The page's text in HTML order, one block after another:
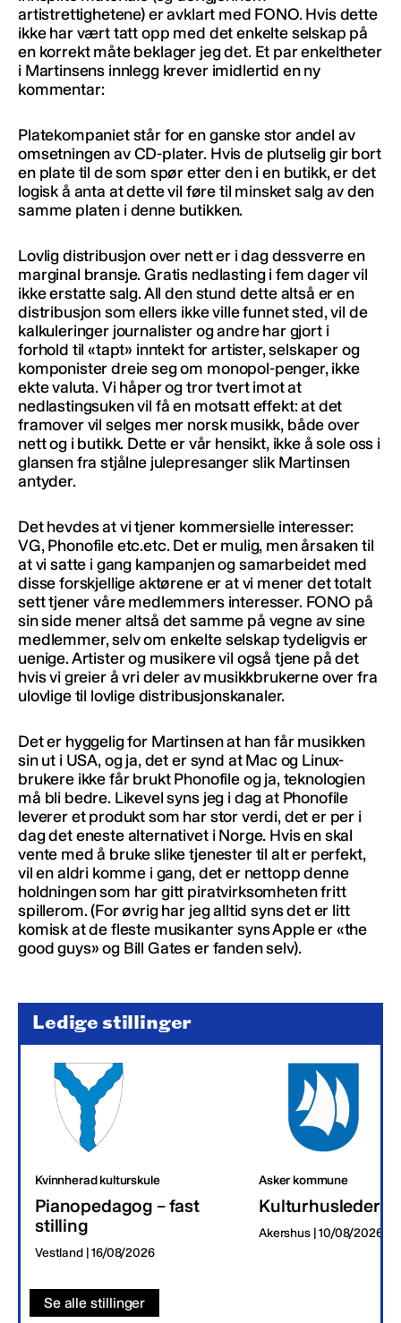
artistrettighetene) er avklart med FONO. Hvis dette
ikke har vært tatt opp med det enkelte selskap på
en korrekt måte beklager jeg det. Et par enkeltheter
i Martinsens innlegg krever imidlertid en ny
kommentar:
Platekompaniet står for en ganske stor andel av
omsetningen av CD-plater. Hvis de plutselig gir bort
en plate til de som spør etter den i en butikk, er det
logisk å anta at dette vil føre til minsket salg av den
samme platen i denne butikken.
Lovlig distribusjon over nett er i dag dessverre en
marginal bransje. Gratis nedlasting i fem dager vil
ikke erstatte salg. All den stund dette altså er en
distribusjon som ellers ikke ville funnet sted, vil de
kalkuleringer journalister og andre har gjort i
forhold til «tapt» inntekt for artister, selskaper og
komponister dreie seg om monopol-penger, ikke
ekte valuta. Vi håper og tror tvert imot at
nedlastingsuken vil få en motsatt effekt: at det
framover vil selges mer norsk musikk, både over
nett og i butikk. Dette er vår hensikt, ikke å sole oss i
glansen fra stjålne julepresanger slik Martinsen
antyder.
Det hevdes at vi tjener kommersielle interesser:
VG, Phonofile etc.etc. Det er mulig, men årsaken til
at vi satte i gang kampanjen og samarbeidet med
disse forskjellige aktørene er at vi mener det totalt
sett tjener våre medlemmers interesser. FONO på
sin side mener altså det samme på vegne av sine
medlemmer, selv om enkelte selskap tydeligvis er
uenige. Artister og musikere vil også tjene på det
hvis vi greier å vri deler av musikkbrukerne over fra
ulovlige til lovlige distribusjonskanaler.
Det er hyggelig for Martinsen at han får musikken
sin ut i USA, og ja, det er synd at Mac og Linux-
brukere ikke får brukt Phonofile og ja, teknologien
må bli bedre. Likevel syns jeg i dag at Phonofile
leverer et produkt som har stor verdi, det er per i
dag det eneste alternativet i Norge. Hvis en skal
vente med å bruke slike tjenester til alt er perfekt,
vil en aldri komme i gang, det er nettopp denne
holdningen som har gitt piratvirksomheten fritt
spillerom. (For øvrig har jeg alltid syns det er litt
komisk at de fleste musikanter syns Apple er «the
good guys» og Bill Gates er fanden selv).
Ledige stillinger
Kvinnherad kulturskule
Pianopedagog – fast
stilling
Vestland | 16/08/2026
Asker kommune
Kulturhusleder
Akershus | 10/08/2026
Se alle stillinger